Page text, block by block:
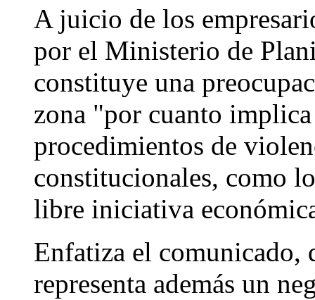
A juicio de los
por el Ministerio de
constituye una
zona "por cuanto
procedimientos de
constitucionales, como
libre iniciativa
Enfatiza el comunicado,
representa además un